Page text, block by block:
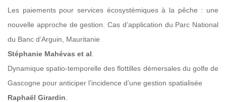
Les paiements pour services écosystèmiques à la pêche : une
nouvelle approche de gestion. Cas d’application du Parc National
du Banc d’Arguin, Mauritanie
Stéphanie Mahévas et al
Dynamique spatio-temporelle des flottilles démersales du golfe de
Gascogne pour anticiper l’incidence d’une gestion spatialisée
Raphaël Girardin